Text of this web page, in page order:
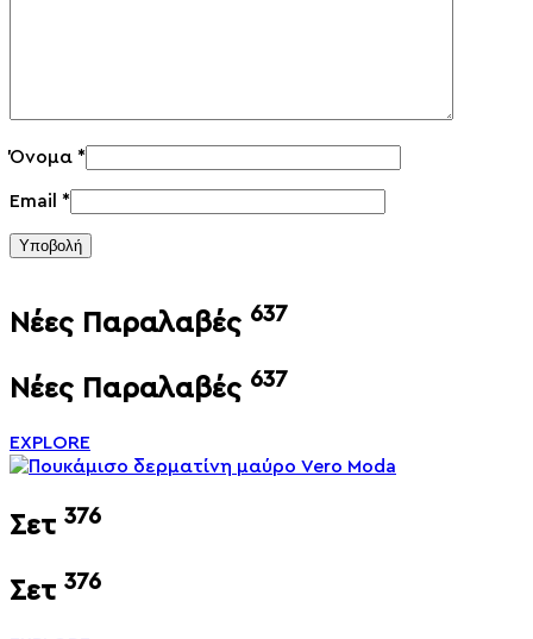
Όνομα *
Email *
Υποβολή
Νέες Παραλαβές 637
Νέες Παραλαβές 637
EXPLORE
Σετ 376
Σετ 376